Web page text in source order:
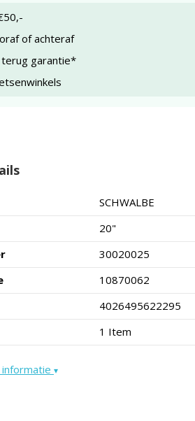
of achteraf
garantie*
SCHWALBE
20"
30020025
10870062
4026495622295
1 Item
informatie ▾